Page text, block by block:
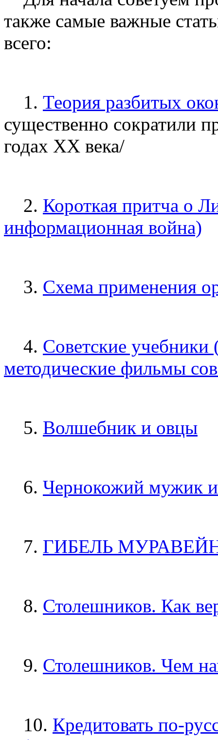
также самые важные
всего:
1. Теория разбитых
существенно сократили
годах XX века/
2. Короткая притча о
информационная война)
3. Схема применения
4. Cоветские
методические фильмы
5. Волшебник и овцы
6. Чернокожий мужик
7. ГИБЕЛЬ
8. Столешников. Как
9. Столешников. Чем
10. Кредитовать по-